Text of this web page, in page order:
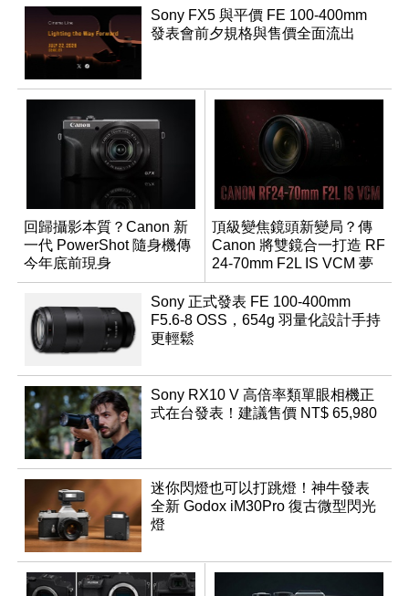
Sony FX5 與平價 FE 100-400mm
發表會前夕規格與售價全面流出
回歸攝影本質？Canon 新
一代 PowerShot 隨身機傳
今年底前現身
頂級變焦鏡頭新變局？傳
Canon 將雙鏡合一打造 RF
24-70mm F2L IS VCM 夢
幻規格
Sony 正式發表 FE 100-400mm
F5.6-8 OSS，654g 羽量化設計手持
更輕鬆
Sony RX10 V 高倍率類單眼相機正
式在台發表！建議售價 NT$ 65,980
迷你閃燈也可以打跳燈！神牛發表
全新 Godox iM30Pro 復古微型閃光
燈